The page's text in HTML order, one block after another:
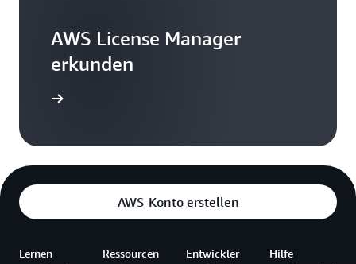
AWS License Manager
erkunden
AWS-Konto erstellen
Lernen Ressourcen Entwickler Hilfe